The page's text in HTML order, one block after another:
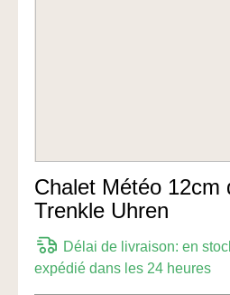
Chalet Météo 12cm
Trenkle Uhren
Délai de livraison: en
expédié dans les 24 heures